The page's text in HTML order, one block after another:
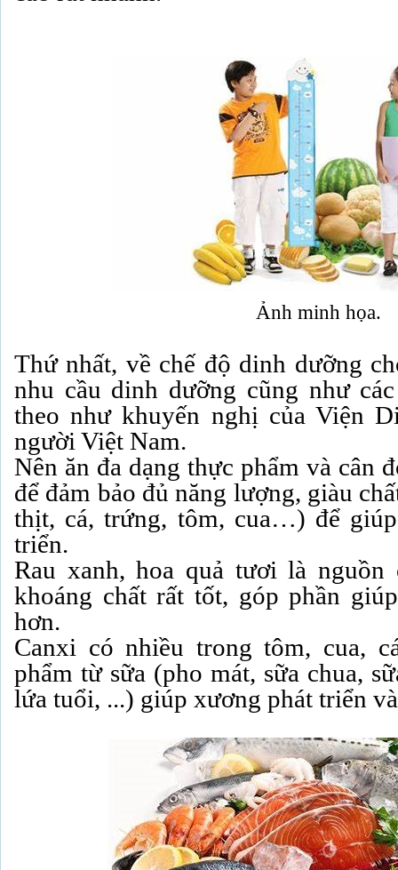
Ảnh minh họa.
Thứ nhất, về chế độ dinh dưỡng
nhu cầu dinh dưỡng cũng như
theo như khuyến nghị của Viện
người Việt Nam.
Nên ăn đa dạng thực phẩm và cân
để đảm bảo đủ năng lượng, giàu
thịt, cá, trứng, tôm, cua…) để
triển.
Rau xanh, hoa quả tươi là nguồn
khoáng chất rất tốt, góp phần
hơn.
Canxi có nhiều trong tôm, cua,
phẩm từ sữa (pho mát, sữa chua,
lứa tuổi, ...) giúp xương phát triển